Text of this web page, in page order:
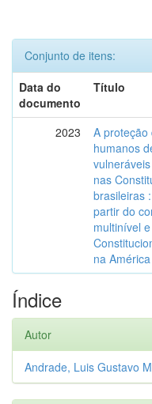
Conjunto de itens:
Data do
documento
Título
2023
A proteção
humanos
nas
brasileiras
partir do
multinível
na
Índice
Autor
Andrade, Luis Gustavo